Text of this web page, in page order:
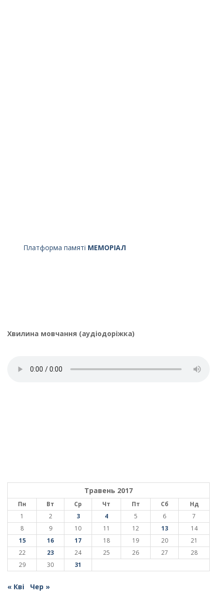
Платформа памяті МЕМОРІАЛ
Хвилина мовчання (аудіодоріжка)
Травень 2017
Пн Вт Ср Чт Пт Сб
Нд
1
2 3 4 5 6
7
8
9 10 11 12 13
14
15
16 17 18 19 20
21
22
23 24 25 26 27
28
29
30 31
« Кві Чер »